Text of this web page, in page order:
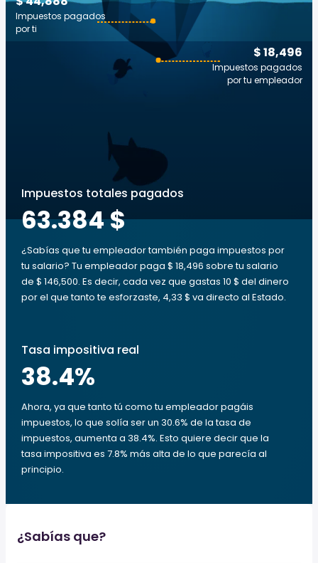
$ 18,496
Impuestos pagados
por tu empleador
Impuestos pagados
por ti
Impuestos totales pagados
63.384 $
¿Sabías que tu empleador también paga impuestos por
tu salario? Tu empleador paga $ 18,496 sobre tu salario
de $ 146,500. Es decir, cada vez que gastas 10 $ del dinero
por el que tanto te esforzaste, 4,33 $ va directo al Estado.
Tasa impositiva real
38.4%
Ahora, ya que tanto tú como tu empleador pagáis
impuestos, lo que solía ser un 30.6% de la tasa de
impuestos, aumenta a 38.4%. Esto quiere decir que la
tasa impositiva es 7.8% más alta de lo que parecía al
principio.
¿Sabías que?